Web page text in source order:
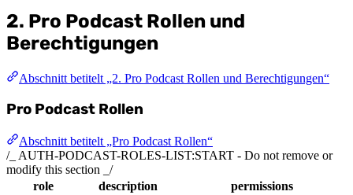
2. Pro Podcast Rollen und
Berechtigungen
Abschnitt betitelt „2. Pro Podcast Rollen und Berechtigungen“
Pro Podcast Rollen
Abschnitt betitelt „Pro Podcast Rollen“
/_ AUTH-PODCAST-ROLES-LIST:START - Do not remove or
modify this section _/
role
description permissions